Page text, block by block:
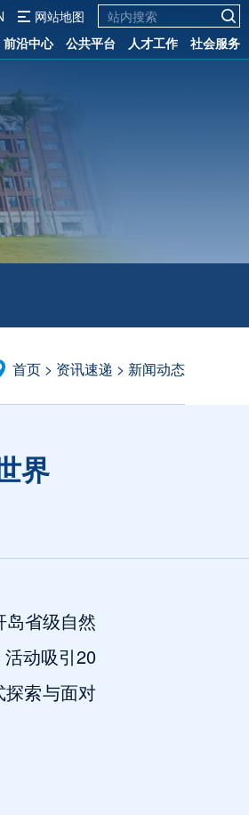
网站地图
前沿中心 公共平台 人才工作 社会服务
首页 > 资讯速递 > 新闻动态
界
省级自然
活动吸引20
探索与面对